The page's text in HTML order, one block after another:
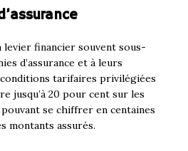
financier souvent sous-
d’assurance et à leurs
tarifaires privilégiées
jusqu’à 20 pour cent sur les
se chiffrer en centaines
montants assurés.